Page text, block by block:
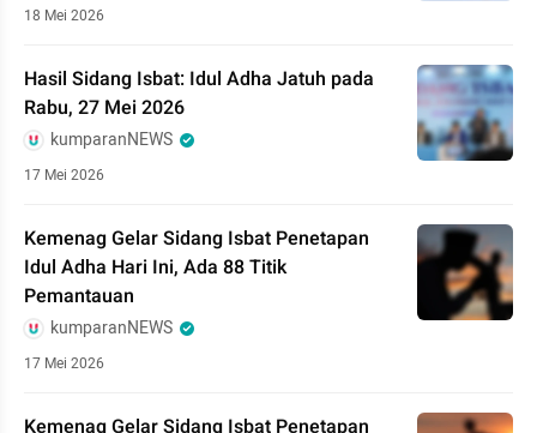
18 Mei 2026
Hasil Sidang Isbat: Idul Adha Jatuh pada
Rabu, 27 Mei 2026
kumparanNEWS
17 Mei 2026
Kemenag Gelar Sidang Isbat Penetapan
Idul Adha Hari Ini, Ada 88 Titik
Pemantauan
kumparanNEWS
17 Mei 2026
Kemenag Gelar Sidang Isbat Penetapan